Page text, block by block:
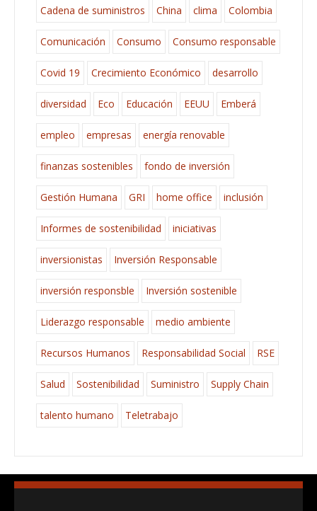
Cadena de suministros China clima Colombia
Comunicación Consumo Consumo responsable
Covid 19 Crecimiento Económico desarrollo
diversidad Eco Educación EEUU Emberá
empleo empresas energía renovable
finanzas sostenibles fondo de inversión
Gestión Humana GRI home office inclusión
Informes de sostenibilidad iniciativas
inversionistas Inversión Responsable
inversión responsble Inversión sostenible
Liderazgo responsable medio ambiente
Recursos Humanos Responsabilidad Social RSE
Salud Sostenibilidad Suministro Supply Chain
talento humano Teletrabajo